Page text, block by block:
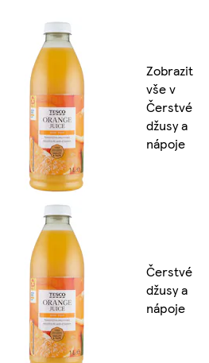
Zobrazit
vše v
Čerstvé
džusy a
nápoje
Čerstvé
džusy a
nápoje